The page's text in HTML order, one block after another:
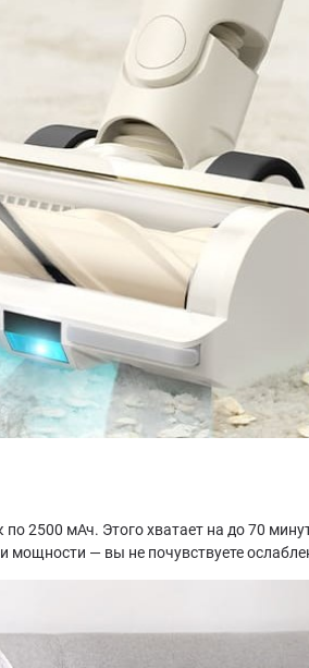
2500 мАч. Этого хватает на до 70
мощности — вы не почувствуете